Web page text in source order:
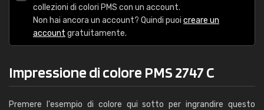
collezioni di colori PMS con un account.
Non hai ancora un account? Quindi puoi creare un
account gratuitamente.
Impressione di colore PMS 2747 C
Premere l'esempio di colore qui sotto per ingrandire questo